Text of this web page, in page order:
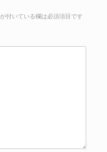
が付いている欄は必須項目です